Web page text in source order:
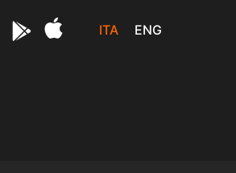
ITA ENG